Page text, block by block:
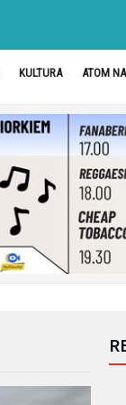
KULTURA ATOM